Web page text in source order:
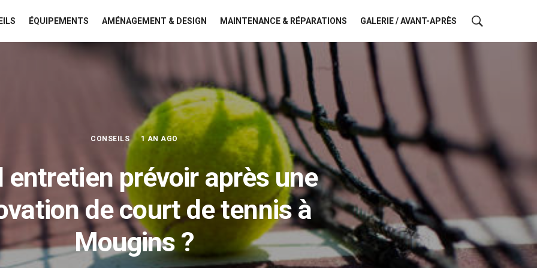
ÉQUIPEMENTS AMÉNAGEMENT & DESIGN MAINTENANCE & RÉPARATIONS GALERIE / AVANT-APRÈS
CONSEILS 1 AN AGO
entretien prévoir après une
de court de tennis à
Mougins ?